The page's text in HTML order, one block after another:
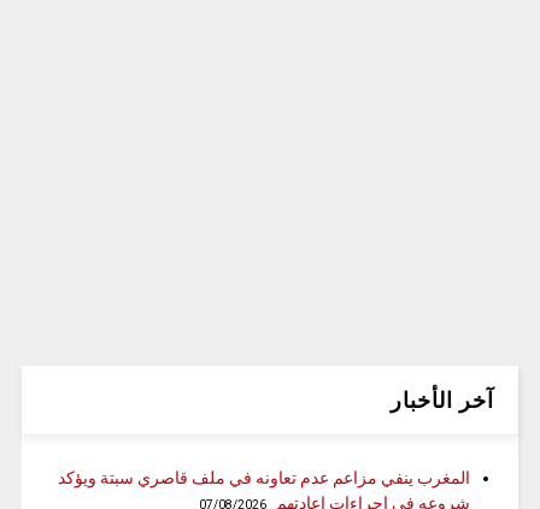
آخر الأخبار
المغرب ينفي مزاعم عدم تعاونه في ملف قاصري سبتة ويؤكد
شروعه في إجراءات إعادتهم
07/08/2026